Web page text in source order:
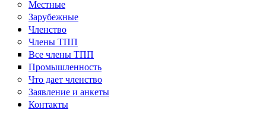
Местные
Зарубежные
Членство
Члены ТПП
Все члены ТПП
Промышленность
Что дает членство
Заявление и анкеты
Контакты